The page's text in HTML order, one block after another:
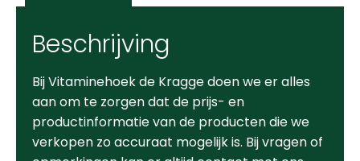
Beschrijving
Bij Vitaminehoek de Kragge doen we er alles
aan om te zorgen dat de prijs- en
productinformatie van de producten die we
verkopen zo accuraat mogelijk is. Bij vragen of